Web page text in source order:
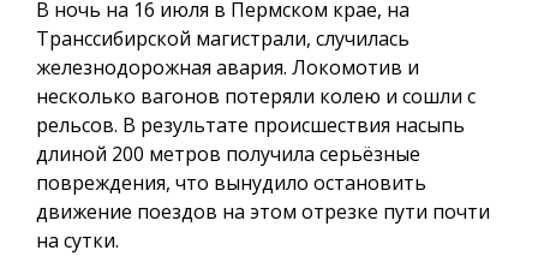
В ночь на 16 июля в Пермском крае, на
Транссибирской магистрали, случилась
железнодорожная авария. Локомотив и
несколько вагонов потеряли колею и сошли с
рельсов. В результате происшествия насыпь
длиной 200 метров получила серьёзные
повреждения, что вынудило остановить
движение поездов на этом отрезке пути почти
на сутки.